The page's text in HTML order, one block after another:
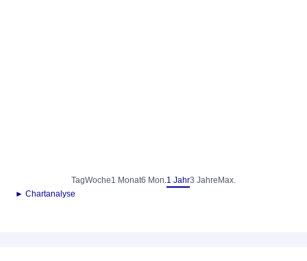
TagWoche1 Monat6 Mon.1 Jahr3 Jahre Max.
► Chartanalyse